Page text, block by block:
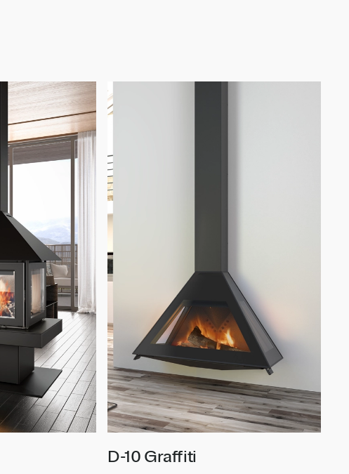
D-10 Graffiti